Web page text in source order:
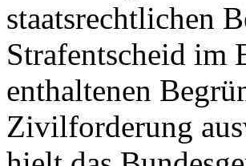
staatsrechtlichen
Strafentscheid im
enthaltenen
Zivilforderung